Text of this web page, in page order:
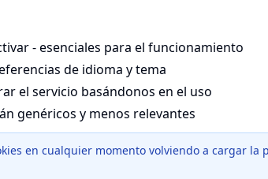
- esenciales para el funcionamiento
de idioma y tema
el servicio basándonos en el uso
genéricos y menos relevantes
en cualquier momento volviendo a cargar la